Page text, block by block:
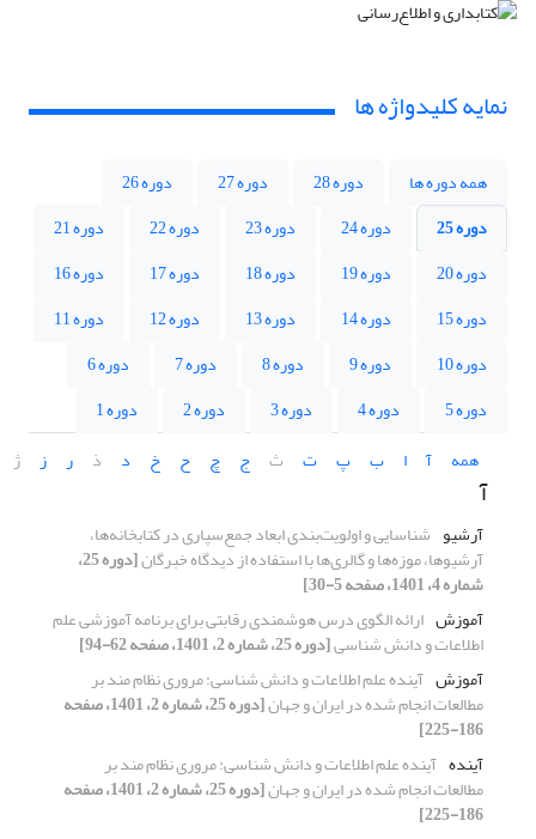
نمایه کلیدواژه ها
همه دوره ها دوره 28 دوره 27
دوره 26
دوره 25
دوره 24 دوره 23 دوره 22
دوره 21
دوره 20
دوره 19 دوره 18 دوره 17
دوره 16
دوره 15
دوره 14 دوره 13 دوره 12
دوره 11
دوره 10
دوره 9 دوره 8 دوره 7
دوره 6
دوره 5
دوره 4 دوره 3 دوره 2
دوره 1
همه
آ ا ب پ ت ث ج چ ح خ د ذ ر ز ژ
آ
آرشیو شناسایی و اولویت‌بندی ابعاد جمع‌سپاری در کتابخانه‌ها،
آرشیوها، موزه‌ها و گالری‌ها با استفاده از دیدگاه خبرگان [دوره 25،
شماره 4، 1401، صفحه 5-30]
آموزش ارائه الگوی درس هوشمندی رقابتی برای برنامه آموزشی علم
اطلاعات و دانش شناسی[دوره 25، شماره 2، 1401، صفحه 62-94]
آموزش آینده علم اطلاعات و دانش شناسی: مروری نظام مند بر
مطالعات انجام شده در ایران و جهان [دوره 25، شماره 2، 1401، صفحه
186-225]
آینده آینده علم اطلاعات و دانش شناسی: مروری نظام مند بر
مطالعات انجام شده در ایران و جهان [دوره 25، شماره 2، 1401، صفحه
186-225]